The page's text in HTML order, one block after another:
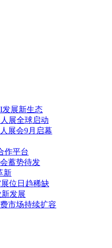
发展新生态
展全球启动
展会9月启幕
作平台
蓄势待发
新
位日趋稀缺
新发展
市场持续扩容